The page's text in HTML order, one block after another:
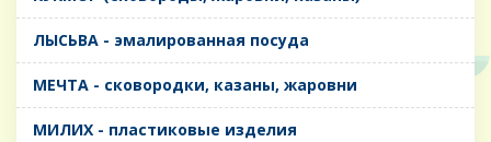
ЛЫСЬВА - эмалированная посуда
МЕЧТА - сковородки, казаны, жаровни
МИЛИХ - пластиковые изделия